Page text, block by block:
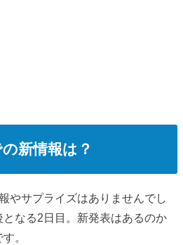
新情報は？
やサプライズはありませんでし
なる2日目。新発表はあるのか
。